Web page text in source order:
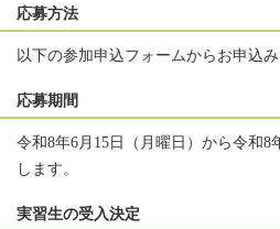
応募方法
以下の参加申込フォームからお申込み
応募期間
令和8年6月15日（月曜日）から令和8
します。
実習生の受入決定